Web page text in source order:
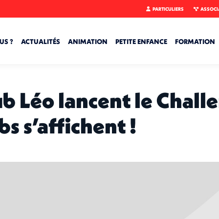
PARTICULIERS
? ACTUALITÉS ANIMATION PETITE ENFANCE FORMATION
Léo lancent le
s’affichent !